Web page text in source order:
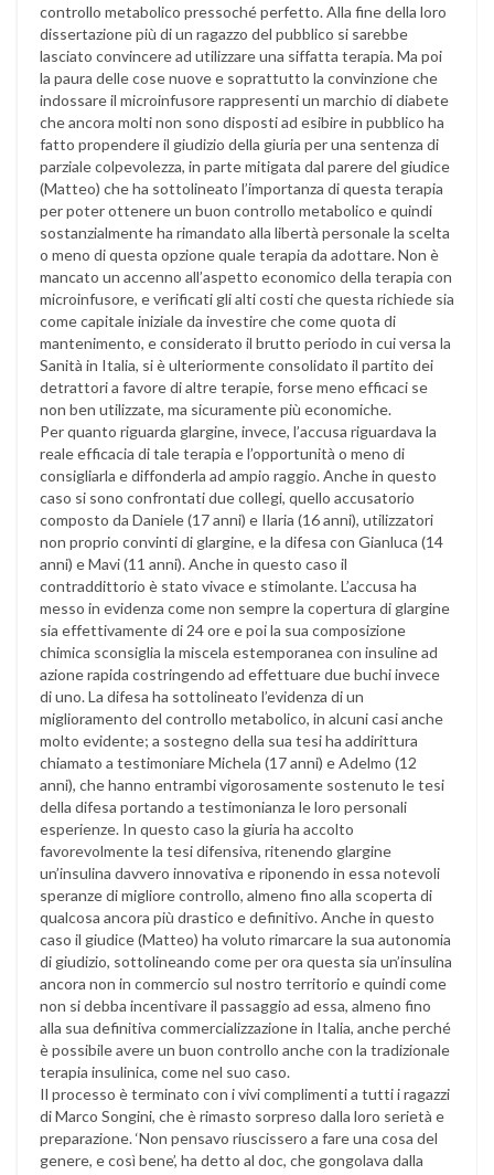
controllo metabolico pressoché perfetto. Alla fine della loro
dissertazione più di un ragazzo del pubblico si sarebbe
lasciato convincere ad utilizzare una siffatta terapia. Ma poi
la paura delle cose nuove e soprattutto la convinzione che
indossare il microinfusore rappresenti un marchio di diabete
che ancora molti non sono disposti ad esibire in pubblico ha
fatto propendere il giudizio della giuria per una sentenza di
parziale colpevolezza, in parte mitigata dal parere del giudice
(Matteo) che ha sottolineato l’importanza di questa terapia
per poter ottenere un buon controllo metabolico e quindi
sostanzialmente ha rimandato alla libertà personale la scelta
o meno di questa opzione quale terapia da adottare. Non è
mancato un accenno all’aspetto economico della terapia con
microinfusore, e verificati gli alti costi che questa richiede sia
come capitale iniziale da investire che come quota di
mantenimento, e considerato il brutto periodo in cui versa la
Sanità in Italia, si è ulteriormente consolidato il partito dei
detrattori a favore di altre terapie, forse meno efficaci se
non ben utilizzate, ma sicuramente più economiche.
Per quanto riguarda glargine, invece, l’accusa riguardava la
reale efficacia di tale terapia e l’opportunità o meno di
consigliarla e diffonderla ad ampio raggio. Anche in questo
caso si sono confrontati due collegi, quello accusatorio
composto da Daniele (17 anni) e Ilaria (16 anni), utilizzatori
non proprio convinti di glargine, e la difesa con Gianluca (14
anni) e Mavi (11 anni). Anche in questo caso il
contraddittorio è stato vivace e stimolante. L’accusa ha
messo in evidenza come non sempre la copertura di glargine
sia effettivamente di 24 ore e poi la sua composizione
chimica sconsiglia la miscela estemporanea con insuline ad
azione rapida costringendo ad effettuare due buchi invece
di uno. La difesa ha sottolineato l’evidenza di un
miglioramento del controllo metabolico, in alcuni casi anche
molto evidente; a sostegno della sua tesi ha addirittura
chiamato a testimoniare Michela (17 anni) e Adelmo (12
anni), che hanno entrambi vigorosamente sostenuto le tesi
della difesa portando a testimonianza le loro personali
esperienze. In questo caso la giuria ha accolto
favorevolmente la tesi difensiva, ritenendo glargine
un’insulina davvero innovativa e riponendo in essa notevoli
speranze di migliore controllo, almeno fino alla scoperta di
qualcosa ancora più drastico e definitivo. Anche in questo
caso il giudice (Matteo) ha voluto rimarcare la sua autonomia
di giudizio, sottolineando come per ora questa sia un’insulina
ancora non in commercio sul nostro territorio e quindi come
non si debba incentivare il passaggio ad essa, almeno fino
alla sua definitiva commercializzazione in Italia, anche perché
è possibile avere un buon controllo anche con la tradizionale
terapia insulinica, come nel suo caso.
Il processo è terminato con i vivi complimenti a tutti i ragazzi
di Marco Songini, che è rimasto sorpreso dalla loro serietà e
preparazione. ‘Non pensavo riuscissero a fare una cosa del
genere, e così bene’, ha detto al doc, che gongolava dalla